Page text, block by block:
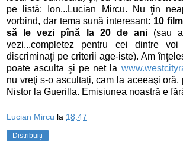
pe listă: Ion...Lucian Mircu. Nu ţin
vorbind, dar tema sună interesant: 10
să le vezi pînă la 20 de ani (sau
vezi...completez pentru cei dintre
discriminaţi pe criterii age-iste). Am
poate asculta şi pe net la
nu vreţi s-o ascultaţi, cam la aceeaşi oră,
Nistor la Guerilla. Emisiunea noastră e
Lucian Mircu la 18:47
Distribuiți